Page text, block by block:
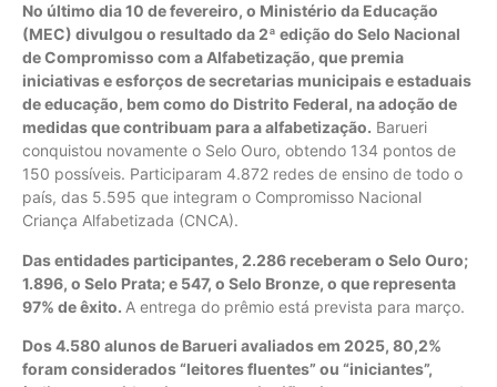
No último dia 10 de fevereiro, o Ministério da Educação
(MEC) divulgou o resultado da 2ª edição do Selo Nacional
de Compromisso com a Alfabetização, que premia
iniciativas e esforços de secretarias municipais e estaduais
de educação, bem como do Distrito Federal, na adoção de
medidas que contribuam para a alfabetização. Barueri
conquistou novamente o Selo Ouro, obtendo 134 pontos de
150 possíveis. Participaram 4.872 redes de ensino de todo o
país, das 5.595 que integram o Compromisso Nacional
Criança Alfabetizada (CNCA).
Das entidades participantes, 2.286 receberam o Selo Ouro;
1.896, o Selo Prata; e 547, o Selo Bronze, o que representa
97% de êxito. A entrega do prêmio está prevista para março.
Dos 4.580 alunos de Barueri avaliados em 2025, 80,2%
foram considerados “leitores fluentes” ou “iniciantes”,